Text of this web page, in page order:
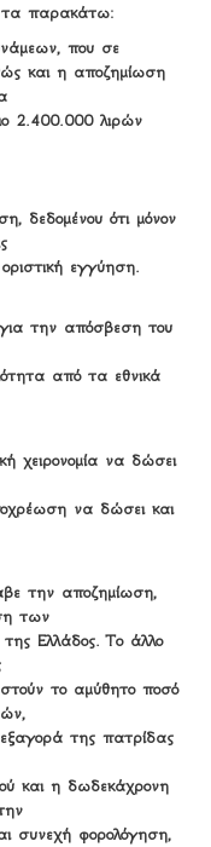
τα παρακάτω:
που σε
και η αποζημίωση
2.400.000 λιρών
δεδομένου ότι μόνον
εγγύηση.
για την απόσβεση του
από τα εθνικά
χειρονομία να δώσει
να δώσει και
την αποζημίωση,
των
Ελλάδος. Το άλλο
το αμύθητο ποσό
της πατρίδας
και η δωδεκάχρονη
συνεχή φορολόγηση,